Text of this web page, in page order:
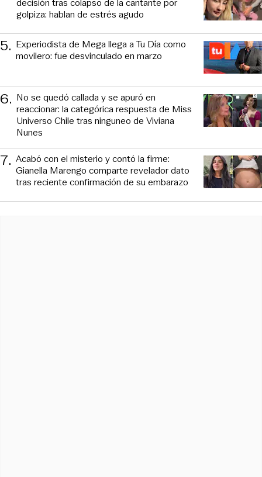
golpiza: hablan de estrés agudo
5. Experiodista de Mega llega a Tu Día como
movilero: fue desvinculado en marzo
6. No se quedó callada y se apuró en
reaccionar: la categórica respuesta de Miss
Universo Chile tras ninguneo de Viviana
Nunes
7. Acabó con el misterio y contó la firme:
Gianella Marengo comparte revelador dato
tras reciente confirmación de su embarazo